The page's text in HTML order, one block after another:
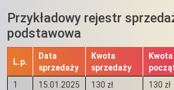
Przykładowy rejestr
podstawowa
L.p.
Data
sprzedaży
Kwota
sprzedaży
1
15.01.2025 130 zł
130 zł